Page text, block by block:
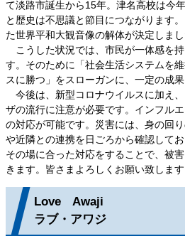
て淡路市誕生から15年。津名高校は今
と歴史は不思議と節目につながります
た世界平和大観音像の解体が決定しまし
こうした状況では、市民が一体感を
す。そのために「社会生活システムを
スに勝つ」をスローガンに、一定の成果
今後は、新型コロナウイルスに加え
ザの流行に注意が必要です。インフル
の対応が可能です。災害には、身の回
や近隣との連携を日ごろから確認して
その場に合った対応をすることで、被
きます。皆さまよろしくお願い致します
Love Awaji
ラブ・アワジ